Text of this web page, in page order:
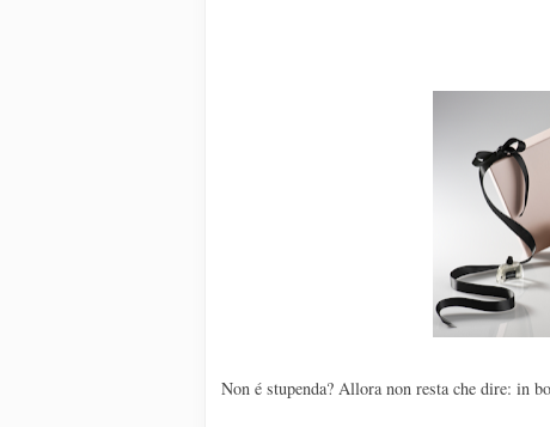
Non é stupenda? Allora non resta che dire: in